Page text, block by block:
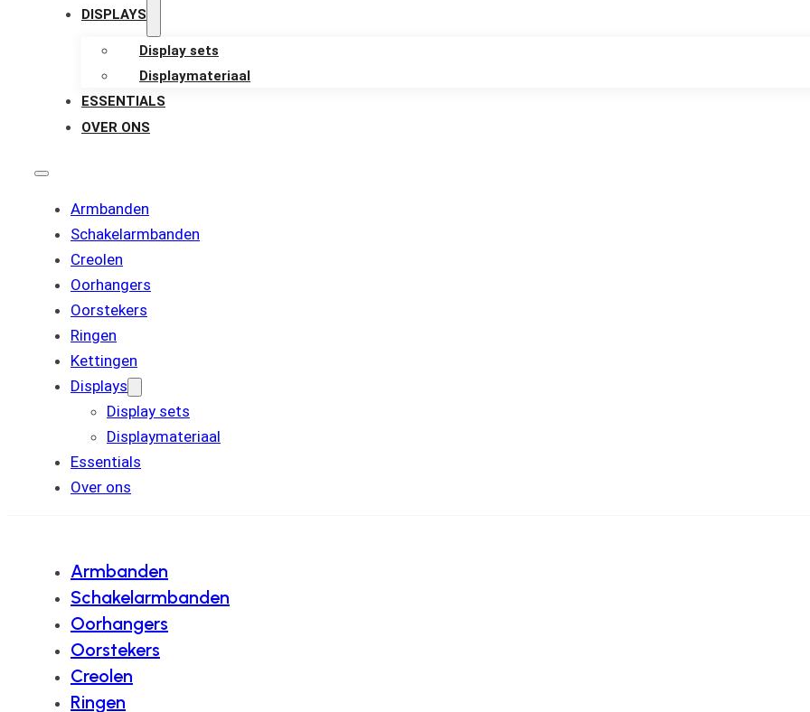
DISPLAYS
Display sets
Displaymateriaal
ESSENTIALS
OVER ONS
Armbanden
Schakelarmbanden
Creolen
Oorhangers
Oorstekers
Ringen
Kettingen
Displays
Display sets
Displaymateriaal
Essentials
Over ons
Armbanden
Schakelarmbanden
Oorhangers
Oorstekers
Creolen
Ringen